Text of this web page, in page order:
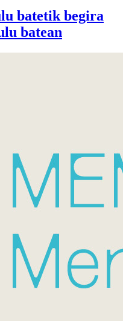
batetik begira
batean